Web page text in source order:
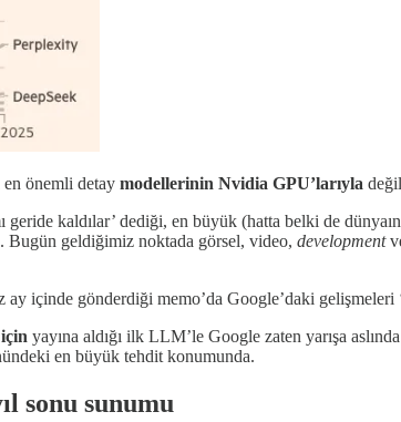
en önemli detay modellerinin Nvidia GPU’larıyla değil
geride kaldılar’ dediği, en büyük (hatta belki de
geldiğimiz noktada görsel, video, development
ay içinde gönderdiği memo’da Google’daki
için yayına aldığı ilk LLM’le Google zaten yarışa
en büyük tehdit konumunda.
sonu sunumu